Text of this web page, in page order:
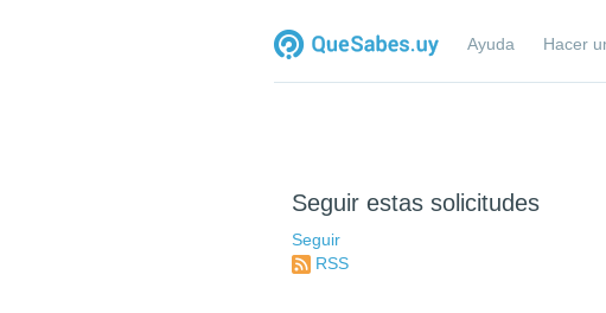
Ayuda Hacer
Seguir estas solicitudes
Seguir
RSS